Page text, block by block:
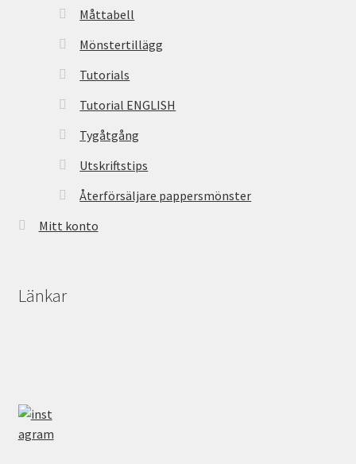
Måttabell
Mönstertillägg
Tutorials
Tutorial ENGLISH
Tygåtgång
Utskriftstips
Återförsäljare pappersmönster
Mitt konto
Länkar